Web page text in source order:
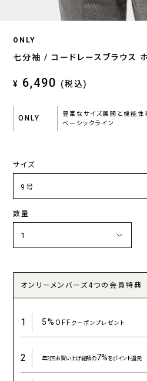
ONLY
七分袖 / コードレースブラウス
¥ 6,490 (税込)
ONLY
豊富なサイズ展開と機能性
ベーシックライン
サイズ
数量
オンリーメンバーズ4つの会員特典
1 5%OFFクーポンプレゼント
2 年2回お買い上げ総額の7%をポイント還元